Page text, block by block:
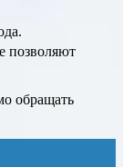
позволяют
обращать